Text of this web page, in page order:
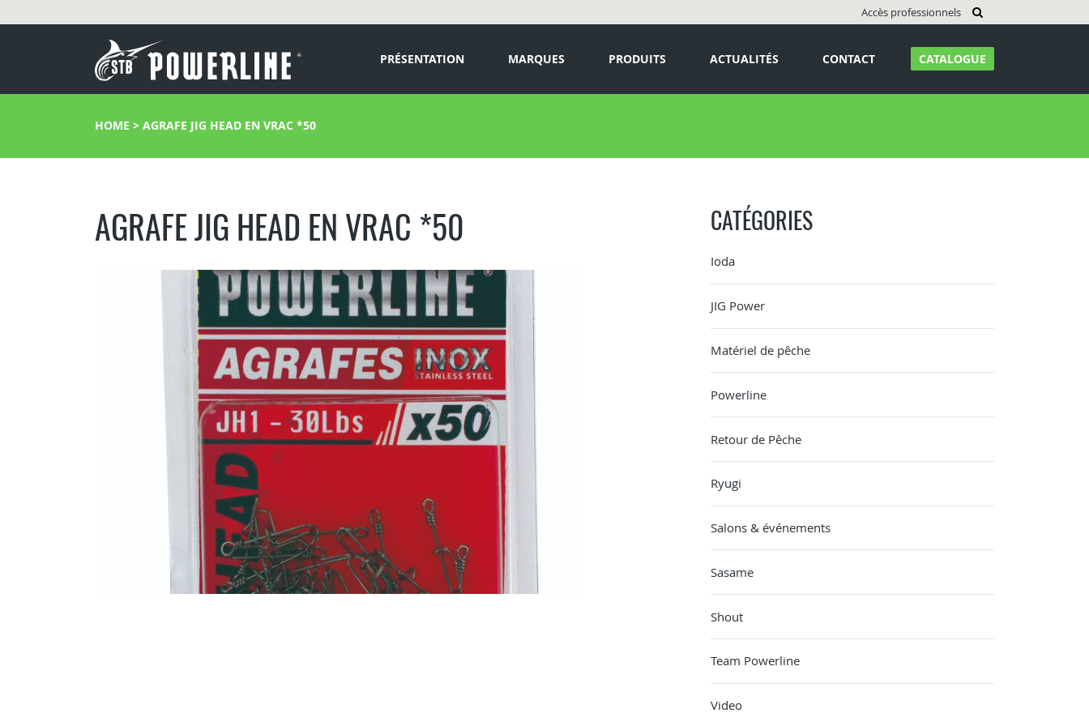
Accès professionnels
PRÉSENTATION MARQUES PRODUITS ACTUALITÉS CONTACT CATALOGUE
HOME > AGRAFE JIG HEAD EN VRAC *50
AGRAFE JIG HEAD EN VRAC *50 CATÉGORIES
Ioda
JIG Power
Matériel de pêche
Powerline
Retour de Pêche
Ryugi
Salons & événements
Sasame
Shout
Team Powerline
Video